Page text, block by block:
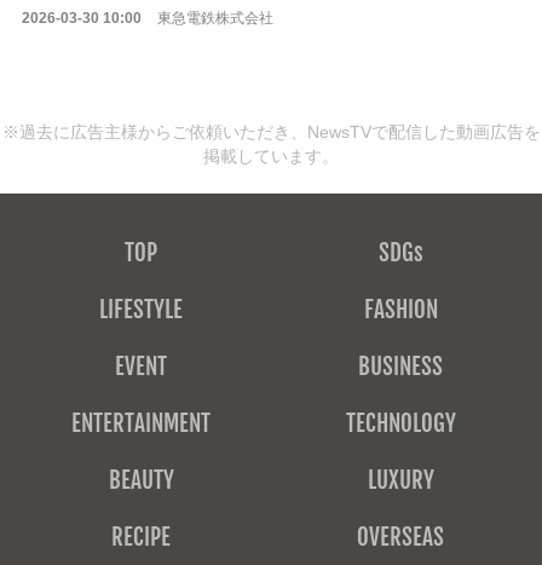
2026-03-30 10:00 東急電鉄株式会社
※過去に広告主様からご依頼いただき、NewsTVで配信した動画広告を
掲載しています。
TOP
SDGs
LIFESTYLE
FASHION
EVENT
BUSINESS
ENTERTAINMENT
TECHNOLOGY
BEAUTY
LUXURY
RECIPE
OVERSEAS